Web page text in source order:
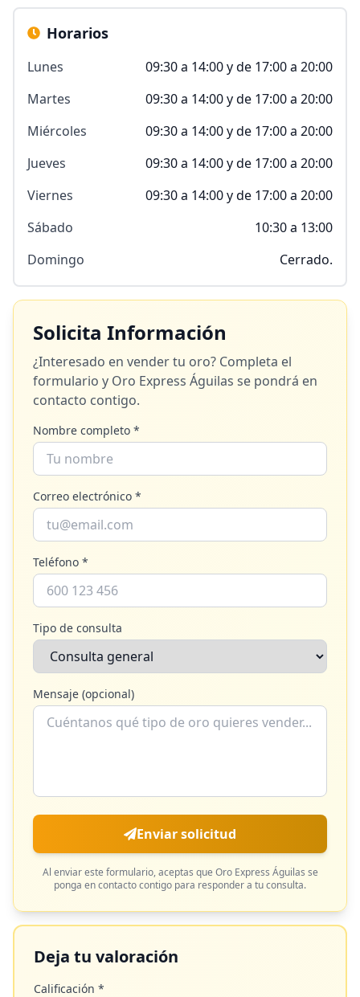
Horarios
Lunes
09:30 a 14:00 y de 17:00 a 20:00
Martes
09:30 a 14:00 y de 17:00 a 20:00
Miércoles
09:30 a 14:00 y de 17:00 a 20:00
Jueves
09:30 a 14:00 y de 17:00 a 20:00
Viernes
09:30 a 14:00 y de 17:00 a 20:00
Sábado
10:30 a 13:00
Domingo
Cerrado.
Solicita Información
¿Interesado en vender tu oro? Completa el
formulario y Oro Express Águilas se pondrá en
contacto contigo.
Nombre completo *
Correo electrónico *
Teléfono *
Tipo de consulta
Mensaje (opcional)
Enviar solicitud
Al enviar este formulario, aceptas que Oro Express Águilas se
ponga en contacto contigo para responder a tu consulta.
Deja tu valoración
Calificación *